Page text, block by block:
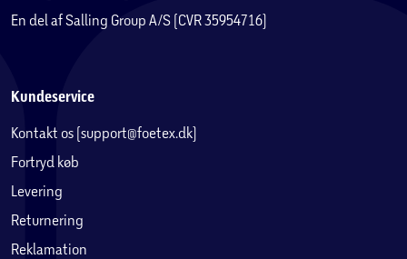
En del af Salling Group A/S (CVR 35954716)
Kundeservice
Kontakt os (support@foetex.dk)
Fortryd køb
Levering
Returnering
Reklamation